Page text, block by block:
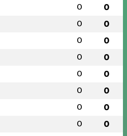
0 0
0 0
0 0
0 0
0 0
0 0
0 0
0 0